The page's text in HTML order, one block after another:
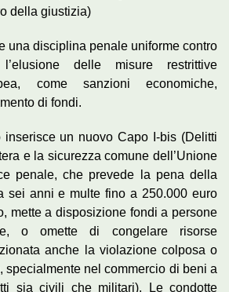
della giustizia)
una disciplina penale uniforme contro
delle misure restrittive
come sanzioni economiche,
di fondi.
un nuovo Capo I-bis (Delitti
e la sicurezza comune dell’Unione
penale, che prevede la pena della
sei anni e multe fino a 250.000 euro
mette a disposizione fondi a persone
o omette di congelare risorse
anche la violazione colposa o
specialmente nel commercio di beni a
sia civili che militari). Le condotte